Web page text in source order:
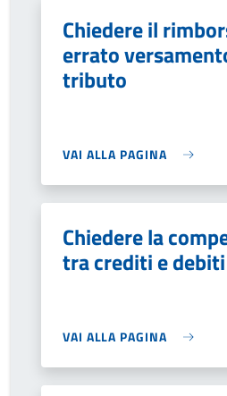
Chiedere il
errato
tributo
VAI ALLA PAGINA
Chiedere la
tra crediti e
VAI ALLA PAGINA